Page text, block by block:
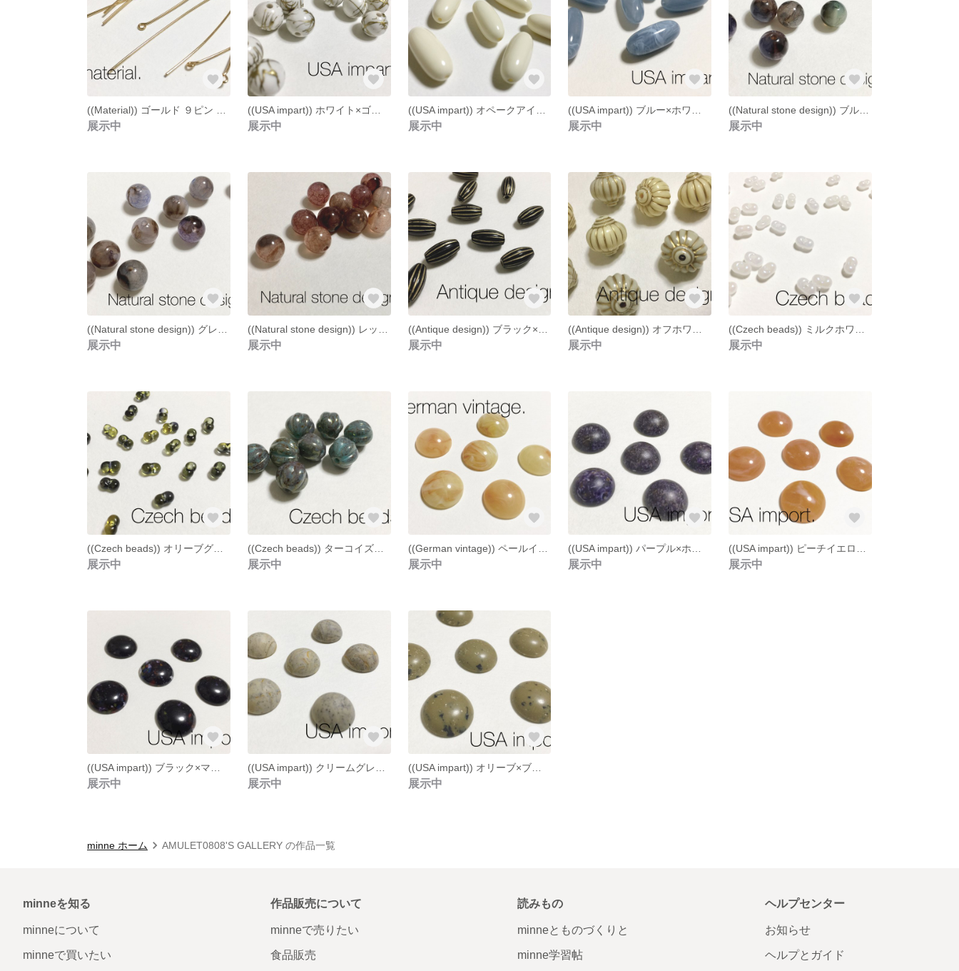
展示中
((USA impart)) ホワイト×ゴールド アクリル スワールビーズ ６個
展示中 展示中 展示中 展示中
展示中 展示中 展示中 展示中 展示中
展示中
((Czech beads)) ターコイズカラー×アンティーククラスター チェコビーズ ８個
展示中 展示中 展示中 展示中
展示中 展示中
((USA impart)) オリーブ×ブラック×ホワイト アクリル カボション ４個
展示中
minne ホーム AMULET0808'S GALLERY の作品一覧
minneを知る
minneについて
minneで買いたい
作品販売について
minneで売りたい
食品販売
読みもの
minneとものづくりと
minne学習帖
ヘルプセンター
お知らせ
ヘルプとガイド